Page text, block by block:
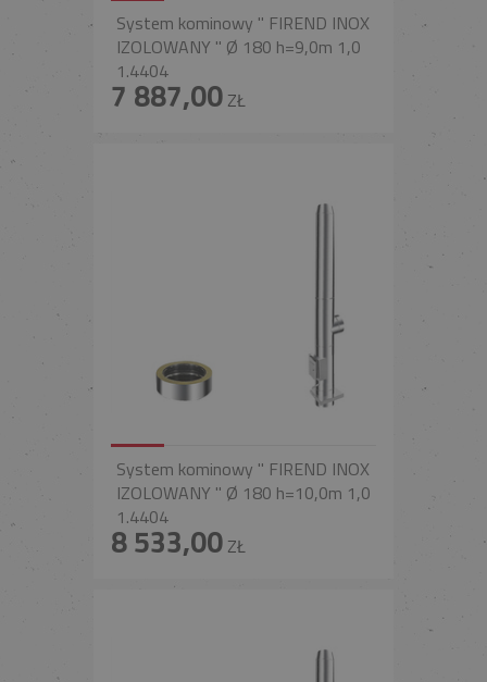
System kominowy " FIREND INOX
IZOLOWANY " Ø 180 h=9,0m 1,0
1.4404
7 887,00ZŁ
System kominowy " FIREND INOX
IZOLOWANY " Ø 180 h=10,0m 1,0
1.4404
8 533,00ZŁ